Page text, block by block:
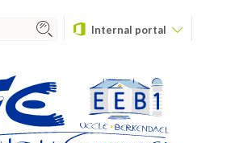
Internal portal